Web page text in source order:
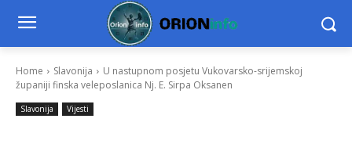
Home Slavonija
U nastupnom posjetu Vukovarsko-srijemskoj
županiji finska veleposlanica Nj. E. Sirpa Oksanen
Slavonija Vijesti